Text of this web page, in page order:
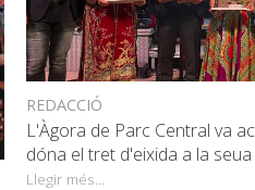
REDACCIÓ
L'Àgora de Parc Central va
dóna el tret d'eixida a la
Llegir més...